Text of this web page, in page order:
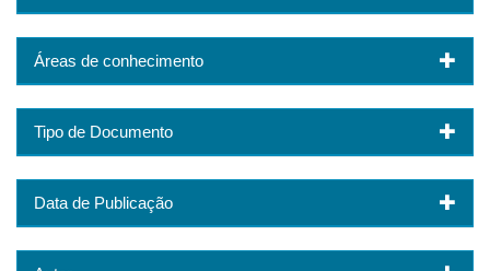
Áreas de conhecimento
Tipo de Documento
Data de Publicação